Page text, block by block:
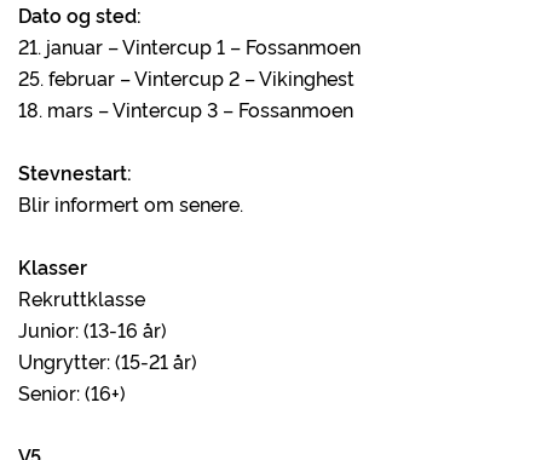
Dato og sted:
21. januar – Vintercup 1 – Fossanmoen
25. februar – Vintercup 2 – Vikinghest
18. mars – Vintercup 3 – Fossanmoen
Stevnestart:
Blir informert om senere.
Klasser
Rekruttklasse
Junior: (13-16 år)
Ungrytter: (15-21 år)
Senior: (16+)